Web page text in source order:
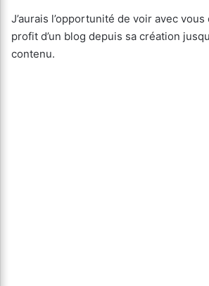
J’aurais l’opportunité de voir avec
profit d’un blog depuis sa création
contenu.